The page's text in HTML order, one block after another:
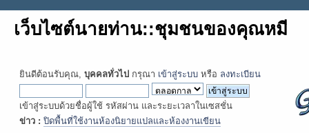
เว็บไซต์นายท่าน::ชุมชนของคุณหมี
ยินดีต้อนรับคุณ, บุคคลทั่วไป กรุณา เข้าสู่ระบบ หรือ ลงทะเบียน
เข้าสู่ระบบด้วยชื่อผู้ใช้ รหัสผ่าน และระยะเวลาในเซสชั่น
ข่าว : ปิดพื้นที่ใช้งานห้องนิยายแปลและห้องงานเขียน